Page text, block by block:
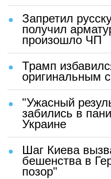
Запретил
получил
произошло ЧП
Трамп
оригинальным
"Ужасный
забились в
Украине
Шаг Киева
бешенства в
позор"